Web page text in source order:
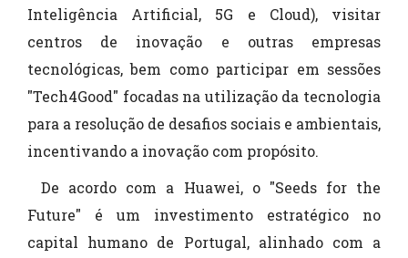
Inteligência Artificial, 5G e Cloud), visitar
centros de inovação e outras empresas
tecnológicas, bem como participar em sessões
"Tech4Good" focadas na utilização da tecnologia
para a resolução de desafios sociais e ambientais,
incentivando a inovação com propósito.
De acordo com a Huawei, o "Seeds for the
Future" é um investimento estratégico no
capital humano de Portugal, alinhado com a